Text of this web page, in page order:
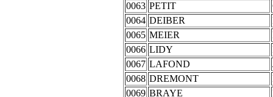
0063 PETIT
0064 DEIBER
0065 MEIER
0066 LIDY
0067 LAFOND
0068 DREMONT
0069 BRAYE